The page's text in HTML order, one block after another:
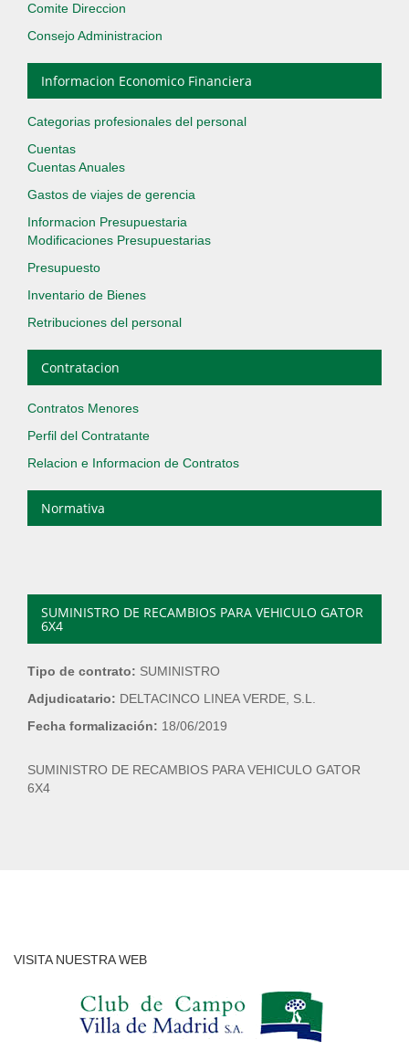
Comite Direccion
Consejo Administracion
Informacion Economico Financiera
Categorias profesionales del personal
Cuentas
Cuentas Anuales
Gastos de viajes de gerencia
Informacion Presupuestaria
Modificaciones Presupuestarias
Presupuesto
Inventario de Bienes
Retribuciones del personal
Contratacion
Contratos Menores
Perfil del Contratante
Relacion e Informacion de Contratos
Normativa
SUMINISTRO DE RECAMBIOS PARA VEHICULO GATOR
6X4
Tipo de contrato: SUMINISTRO
Adjudicatario: DELTACINCO LINEA VERDE, S.L.
Fecha formalización: 18/06/2019
SUMINISTRO DE RECAMBIOS PARA VEHICULO GATOR
6X4
VISITA NUESTRA WEB